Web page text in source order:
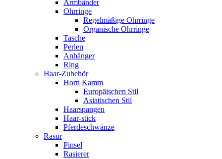
Armbänder
Ohrringe
Regelmäßige Ohrringe
Organische Ohrringe
Tasche
Perlen
Anhänger
Ring
Haar-Zubehör
Horn Kamm
Europäischen Stil
Asiatischen Stil
Haarspangen
Haar-stick
Pferdeschwänze
Rasur
Pinsel
Rasierer